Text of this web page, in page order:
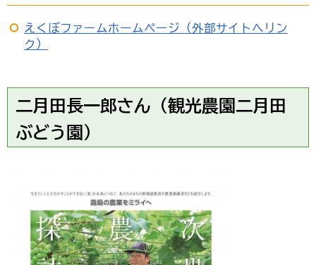
えくぼファームホームページ（外部サイトへリン
ク）
二月田長一郎さん（観光農園二月田
ぶどう園）